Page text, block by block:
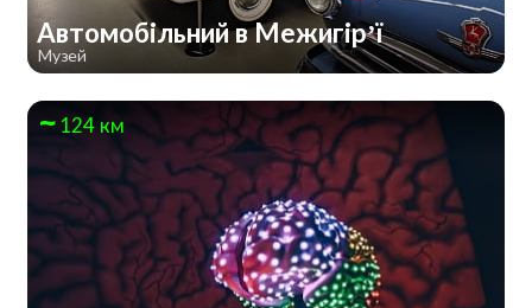
Автомобільний в Межигір’ї
Музей
124 км